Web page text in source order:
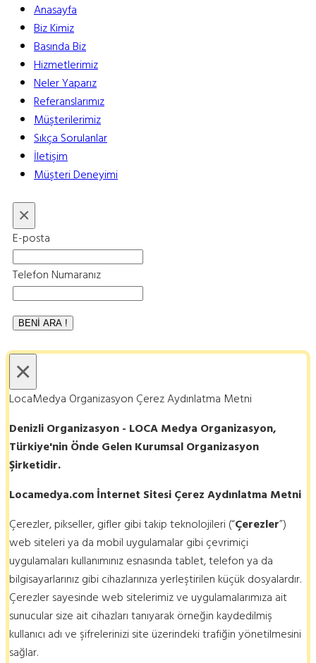
Anasayfa
Biz Kimiz
Basında Biz
Hizmetlerimiz
Neler Yaparız
Referanslarımız
Müşterilerimiz
Sıkça Sorulanlar
İletişim
Müşteri Deneyimi
×
E-posta
Telefon Numaranız
×
LocaMedya Organizasyon Çerez Aydınlatma Metni
Denizli Organizasyon - LOCA Medya Organizasyon,
Türkiye'nin Önde Gelen Kurumsal Organizasyon
Şirketidir.
Locamedya.com İnternet Sitesi Çerez Aydınlatma Metni
Çerezler, pikseller, gifler gibi takip teknolojileri (“Çerezler”)
web siteleri ya da mobil uygulamalar gibi çevrimiçi
uygulamaları kullanımınız esnasında tablet, telefon ya da
bilgisayarlarınız gibi cihazlarınıza yerleştirilen küçük dosyalardır.
Çerezler sayesinde web sitelerimiz ve uygulamalarımıza ait
sunucular size ait cihazları tanıyarak örneğin kaydedilmiş
kullanıcı adı ve şifrelerinizi site üzerindeki trafiğin yönetilmesini
sağlar.